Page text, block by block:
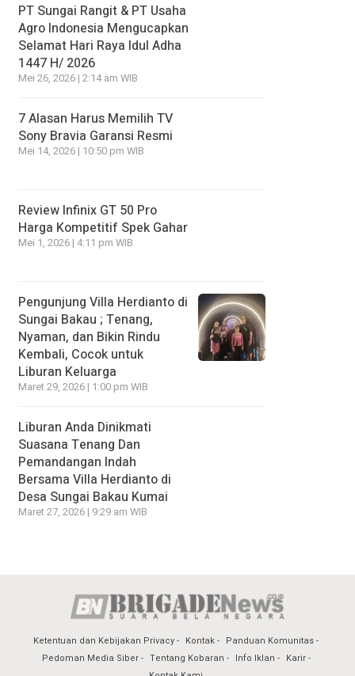
PT Sungai Rangit & PT Usaha
Agro Indonesia Mengucapkan
Selamat Hari Raya Idul Adha
1447 H/ 2026
Mei 26, 2026 | 2:14 am WIB
7 Alasan Harus Memilih TV
Sony Bravia Garansi Resmi
Mei 14, 2026 | 10:50 pm WIB
Review Infinix GT 50 Pro
Harga Kompetitif Spek Gahar
Mei 1, 2026 | 4:11 pm WIB
Pengunjung Villa Herdianto di
Sungai Bakau ; Tenang,
Nyaman, dan Bikin Rindu
Kembali, Cocok untuk
Liburan Keluarga
Maret 29, 2026 | 1:00 pm WIB
Liburan Anda Dinikmati
Suasana Tenang Dan
Pemandangan Indah
Bersama Villa Herdianto di
Desa Sungai Bakau Kumai
Maret 27, 2026 | 9:29 am WIB
Ketentuan dan Kebijakan Privacy Kontak
Panduan Komunitas
Pedoman Media Siber
Tentang Kobaran Info Iklan
Karir